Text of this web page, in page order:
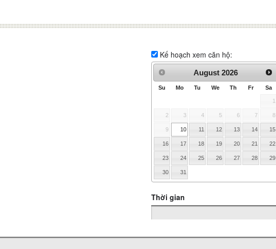
Kế hoạch xem căn hộ:
August 2026
Su Mo Tu We Th Fr Sa
1
2 3 4 5 6 7 8
9 10 11 12 13 14 15
16 17 18 19 20 21 22
23 24 25 26 27 28 29
30 31
Thời gian